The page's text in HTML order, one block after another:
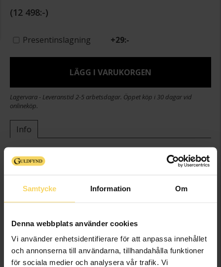
Samtycke Information Om
Denna webbplats använder cookies
Vi använder enhetsidentifierare för att anpassa innehållet
och annonserna till användarna, tillhandahålla funktioner
för sociala medier och analysera vår trafik. Vi
12 498:-
Presentinslagning +29:-
LÄGG I VARUKORGEN
Lagervara - Leveranstid 2-5 arbetsdagar. Öppet köp i 30 dagar vid
onlineköp.
Info
Bredd ca (mm)
Diameter ca (mm)
Varumärke
Guldfynd
Ädelmetall
18K Gold
Antal diamanter
Diamantslipning
Briljant,Rund